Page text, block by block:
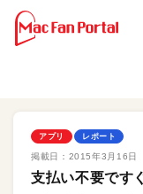
アプリ レポート
掲載日： 2015年3月16日
支払い不要です